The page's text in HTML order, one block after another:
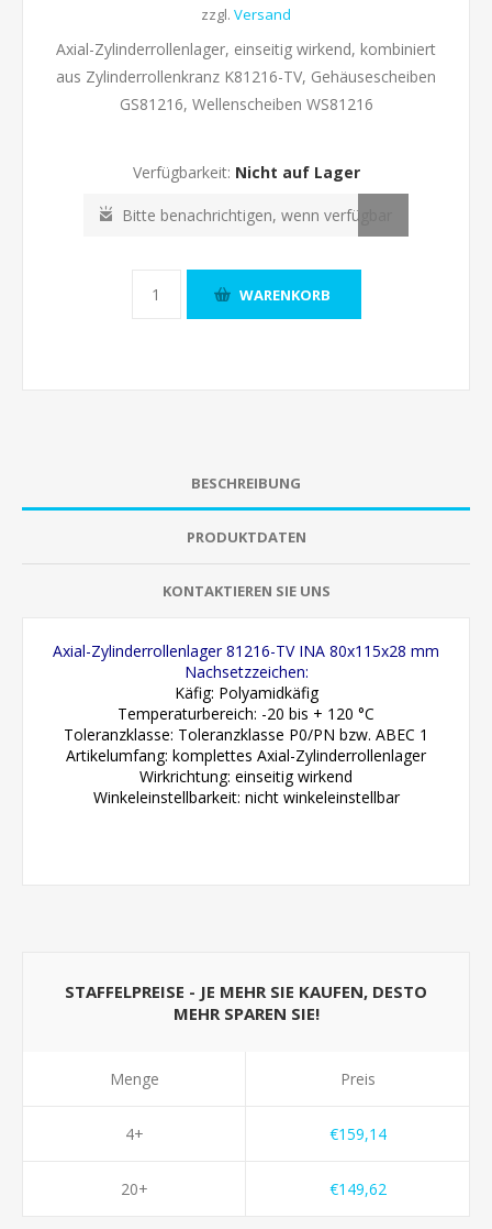
zzgl. Versand
Axial-Zylinderrollenlager, einseitig wirkend, kombiniert
aus Zylinderrollenkranz K81216-TV, Gehäusescheiben
GS81216, Wellenscheiben WS81216
Verfügbarkeit: Nicht auf Lager
BESCHREIBUNG
PRODUKTDATEN
KONTAKTIEREN SIE UNS
Axial-Zylinderrollenlager 81216-TV INA 80x115x28 mm
Nachsetzzeichen:
Käfig: Polyamidkäfig
Temperaturbereich: -20 bis + 120 °C
Toleranzklasse: Toleranzklasse P0/PN bzw. ABEC 1
Artikelumfang: komplettes Axial-Zylinderrollenlager
Wirkrichtung: einseitig wirkend
Winkeleinstellbarkeit: nicht winkeleinstellbar
STAFFELPREISE - JE MEHR SIE KAUFEN, DESTO
MEHR SPAREN SIE!
Menge
4+
20+
Preis
€159,14
€149,62